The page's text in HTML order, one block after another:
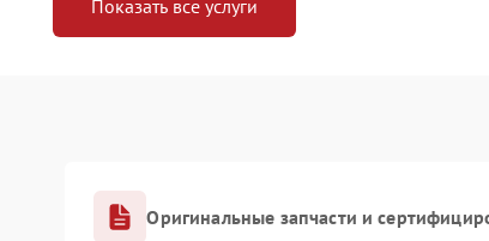
Показать все услуги
Оригинальные запчасти и